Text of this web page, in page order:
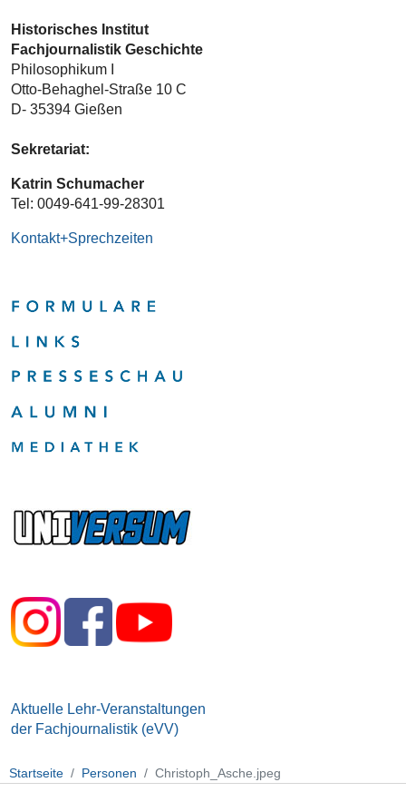
Historisches Institut
Fachjournalistik Geschichte
Philosophikum I
Otto-Behaghel-Straße 10 C
D- 35394 Gießen
Sekretariat:
Katrin Schumacher
Tel: 0049-641-99-28301
Kontakt+Sprechzeiten
Aktuelle Lehr-Veranstaltungen
der Fachjournalistik (eVV)
Startseite Personen Christoph_Asche.jpeg